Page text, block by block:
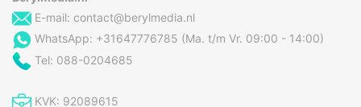
E-mail: contact@berylmedia.nl
WhatsApp: +31647776785 (Ma. t/m Vr. 09:00 - 14:00)
Tel: 088-0204685
KVK: 92089615